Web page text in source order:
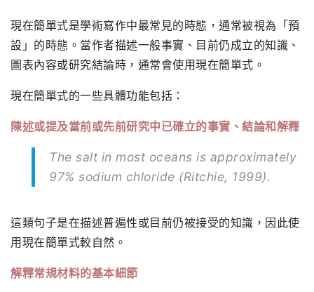
現在簡單式是學術寫作中最常見的時態，通常被視為「預
設」的時態。當作者描述一般事實、目前仍成立的知識、
圖表內容或研究結論時，通常會使用現在簡單式。
現在簡單式的一些具體功能包括：
陳述或提及當前或先前研究中已確立的事實、結論和解釋
The salt in most oceans is approximately
97% sodium chloride (Ritchie, 1999).
這類句子是在描述普遍性或目前仍被接受的知識，因此使
用現在簡單式較自然。
解釋常規材料的基本細節